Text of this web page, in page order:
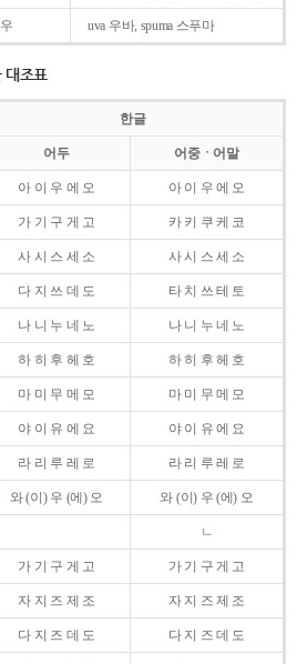
우 uva 우바, spuma 스푸마
대조표
한글
어두 어중ㆍ어말
아 이 우 에 오 아 이 우 에 오
가 기 구 게 고 카 키 쿠 케 코
사 시 스 세 소 사 시 스 세 소
다 지 쓰 데 도 타 치 쓰 테 토
나 니 누 네 노 나 니 누 네 노
하 히 후 헤 호 하 히 후 헤 호
마 미 무 메 모 마 미 무 메 모
야 이 유 에 요 야 이 유 에 요
라 리 루 레 로 라 리 루 레 로
와 (이) 우 (에) 오 와 (이) 우 (에) 오
ㄴ
가 기 구 게 고 가 기 구 게 고
자 지 즈 제 조 자 지 즈 제 조
다 지 즈 데 도 다 지 즈 데 도